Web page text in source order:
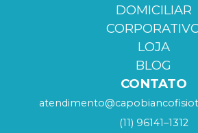
DOMICILIAR
LOJA
BLOG
CONTATO
(11) 96141–1312